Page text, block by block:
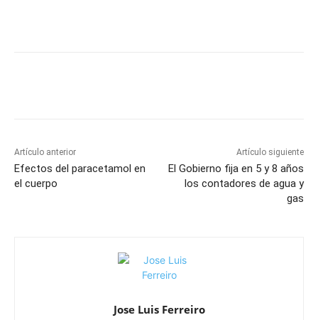
Artículo anterior
Efectos del paracetamol en
el cuerpo
Artículo siguiente
El Gobierno fija en 5 y 8 años
los contadores de agua y
gas
Jose Luis Ferreiro